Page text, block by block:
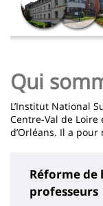
Qui
L’Institut National
Centre-Val de Loire
d’Orléans. Il a pour
Réforme
professeurs